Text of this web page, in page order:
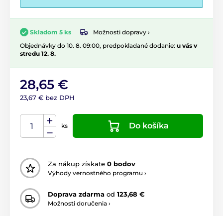
Skladom 5 ks
Možnosti dopravy ›
Objednávky do 10. 8. 09:00, predpokladané dodanie: u vás v
stredu 12. 8.
28,65 €
23,67 € bez DPH
ks Do košíka
Za nákup získate 0 bodov
Výhody vernostného programu ›
Doprava zdarma od 123,68 €
Možnosti doručenia ›